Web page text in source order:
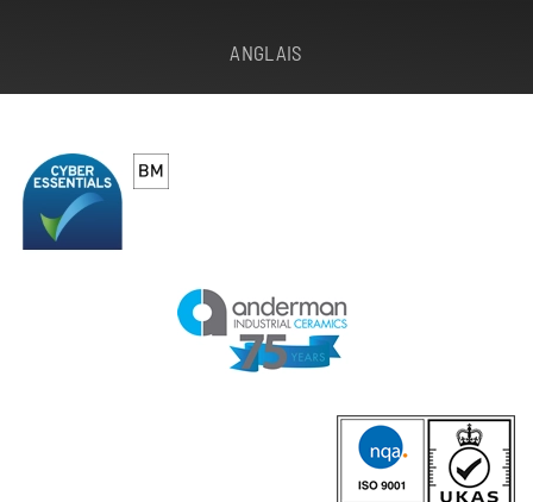
ANGLAIS